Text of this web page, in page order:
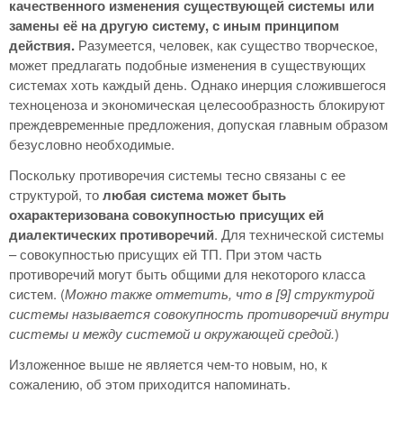
качественного изменения существующей системы или
замены её на другую систему, с иным принципом
действия. Разумеется, человек, как существо творческое,
может предлагать подобные изменения в существующих
системах хоть каждый день. Однако инерция сложившегося
техноценоза и экономическая целесообразность блокируют
преждевременные предложения, допуская главным образом
безусловно необходимые.
Поскольку противоречия системы тесно связаны с ее
структурой, толюбая система может быть
охарактеризована совокупностью присущих ей
диалектических противоречий. Для технической системы
– совокупностью присущих ей ТП. При этом часть
противоречий могут быть общими для некоторого класса
систем. (Можно также отметить, что в [9] структурой
системы называется совокупность противоречий внутри
системы и между системой и окружающей средой.)
Изложенное выше не является чем-то новым, но, к
сожалению, об этом приходится напоминать.